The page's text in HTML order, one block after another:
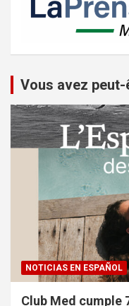
Vous avez
NOTICIAS EN ESPAÑOL
Club Med cumple